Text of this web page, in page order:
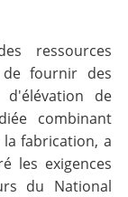
ressources
de fournir des
de
combinant
fabrication, a
les exigences
du National